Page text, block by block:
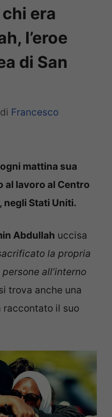
era
l’eroe
di San
di Francesco
mattina sua
al lavoro al Centro
negli Stati Uniti.
Abdullah uccisa
la propria
all’interno
trova anche una
raccontato il suo